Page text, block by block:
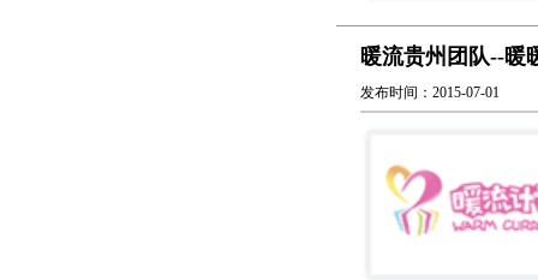
暖流贵州团队--暖
发布时间：2015-07-01